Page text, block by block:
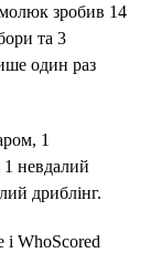
зробив 14
та 3
один раз
1
1 невдалий
дриблінг.
і WhoScored